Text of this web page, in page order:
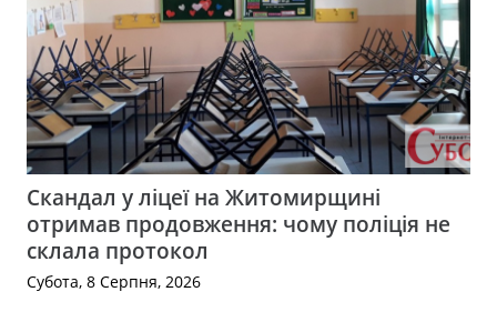
Скандал у ліцеї на Житомирщині
отримав продовження: чому поліція не
склала протокол
Субота, 8 Серпня, 2026